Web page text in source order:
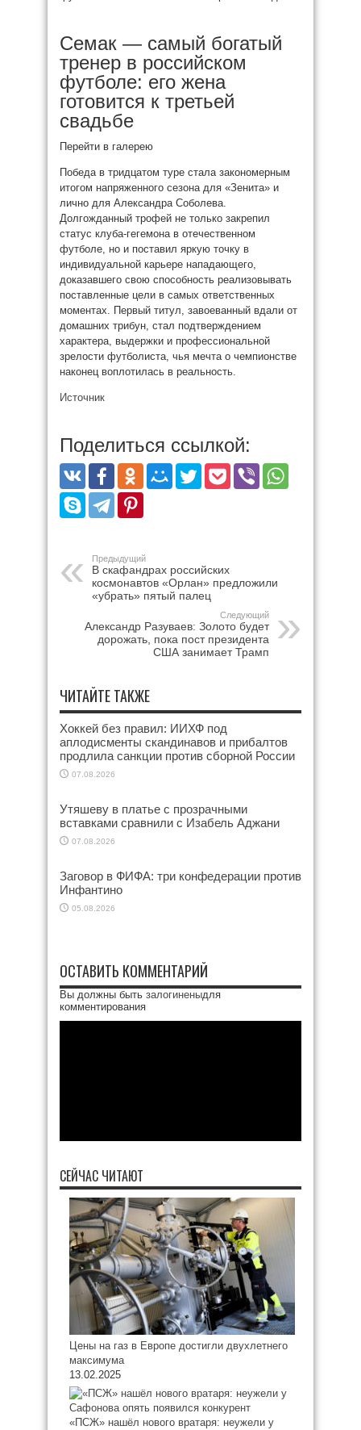
Семак — самый богатый
тренер в российском
футболе: его жена
готовится к третьей
свадьбе
Перейти в галерею
Победа в тридцатом туре стала закономерным
итогом напряженного сезона для «Зенита» и
лично для Александра Соболева.
Долгожданный трофей не только закрепил
статус клуба-гегемона в отечественном
футболе, но и поставил яркую точку в
индивидуальной карьере нападающего,
доказавшего свою способность реализовывать
поставленные цели в самых ответственных
моментах. Первый титул, завоеванный вдали от
домашних трибун, стал подтверждением
характера, выдержки и профессиональной
зрелости футболиста, чья мечта о чемпионстве
наконец воплотилась в реальность.
Источник
Поделиться ссылкой:
Предыдущий
В скафандрах российских
космонавтов «Орлан» предложили
«убрать» пятый палец
Следующий
Александр Разуваев: Золото будет
дорожать, пока пост президента
США занимает Трамп
ЧИТАЙТЕ ТАКЖЕ
Хоккей без правил: ИИХФ под
аплодисменты скандинавов и прибалтов
продлила санкции против сборной России
07.08.2026
Утяшеву в платье с прозрачными
вставками сравнили с Изабель Аджани
07.08.2026
Заговор в ФИФА: три конфедерации против
Инфантино
05.08.2026
ОСТАВИТЬ КОММЕНТАРИЙ
Вы должны быть залогиненыдля
комментирования
СЕЙЧАС ЧИТАЮТ
Цены на газ в Европе достигли двухлетнего
максимума
13.02.2025
«ПСЖ» нашёл нового вратаря: неужели у